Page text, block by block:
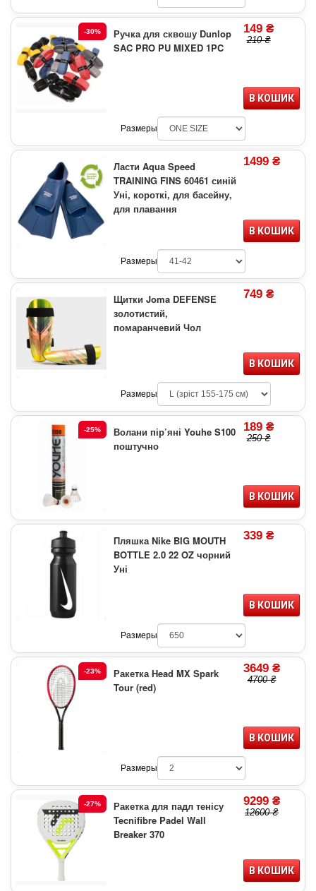
-30%
Ручка для сквошу Dunlop
SAC PRO PU MIXED 1PC
149 ₴
210 ₴
В КОШИК
Размеры
Ласти Aqua Speed
TRAINING FINS 60461 синій
Уні, короткі, для басейну,
для плавання
1499 ₴
В КОШИК
Размеры
Щитки Joma DEFENSE
золотистий,
помаранчевий Чол
749 ₴
В КОШИК
Размеры
-25%
Волани пір’яні Youhe S100
поштучно
189 ₴
250 ₴
В КОШИК
Пляшка Nike BIG MOUTH
BOTTLE 2.0 22 OZ чорний
Уні
339 ₴
В КОШИК
Размеры
-23%
Ракетка Head MX Spark
Tour (red)
3649 ₴
4700 ₴
В КОШИК
Размеры
-27%
Ракетка для падл тенісу
Tecnifibre Padel Wall
Breaker 370
9299 ₴
12600 ₴
В КОШИК